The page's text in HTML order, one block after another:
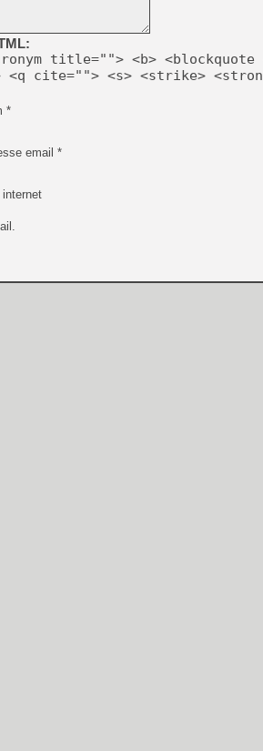
[GK] Oubliez Crazy Taxi,
[LS] [Switch] NSZ 5.0.0
[GK] No More Room in
[GK] Un chatbot Atelier
[GK] Mémoire cash -
[GK] Nvidia : le prix des
[GK] Suikoden Star Leap
[Mo5] La mini borne
[GK] Pourquoi Marvel
[GK] Test : Restory : Chill
title=""> <b> <blockquote
<q cite=""> <s> <strike>
*
email *